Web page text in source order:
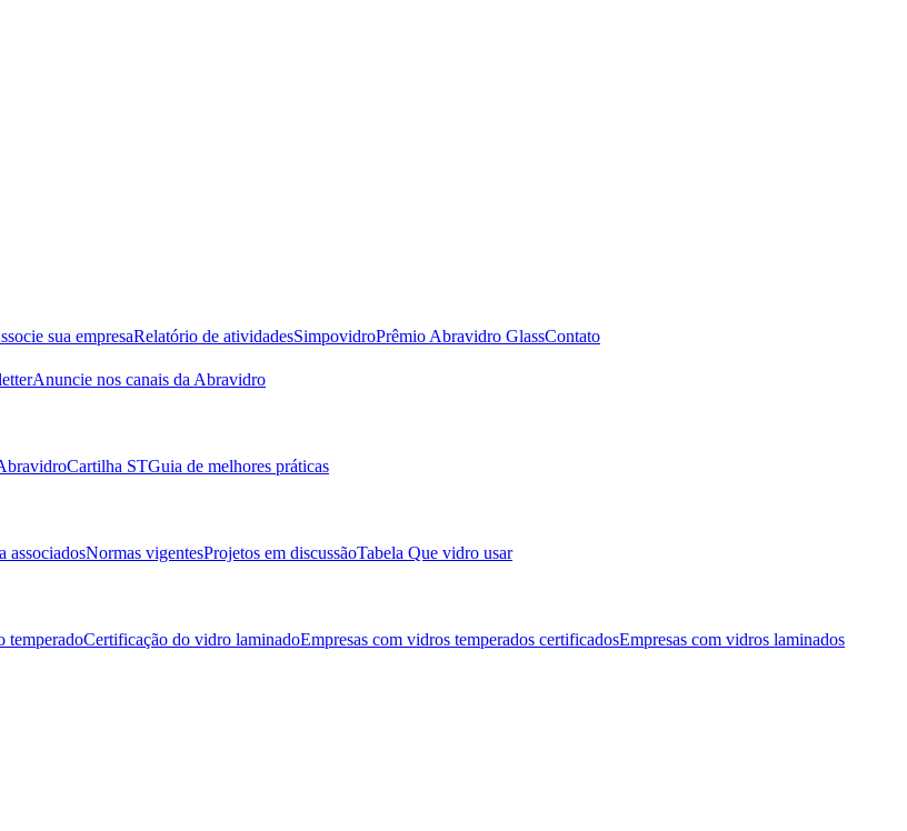
sua empresaRelatório de atividadesSimpovidroPrêmio Abravidro GlassContato
Anuncie nos canais da Abravidro
Cartilha STGuia de melhores práticas
associadosNormas vigentesProjetos em discussãoTabela Que vidro usar
temperadoCertificação do vidro laminadoEmpresas com vidros temperados certificadosEmpresas com vidros laminados